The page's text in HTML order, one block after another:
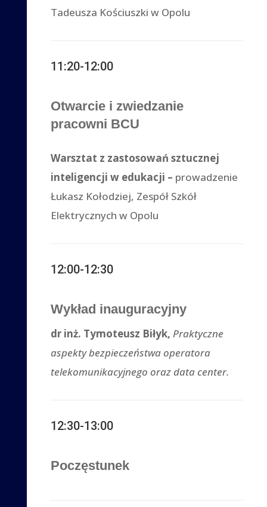
Tadeusza Kościuszki w Opolu
11:20-12:00
Otwarcie i zwiedzanie
pracowni BCU
Warsztat z zastosowań sztucznej
inteligencji w edukacji – prowadzenie
Łukasz Kołodziej, Zespół Szkół
Elektrycznych w Opolu
12:00-12:30
Wykład inauguracyjny
dr inż. Tymoteusz Biłyk, Praktyczne
aspekty bezpieczeństwa operatora
telekomunikacyjnego oraz data center.
12:30-13:00
Poczęstunek